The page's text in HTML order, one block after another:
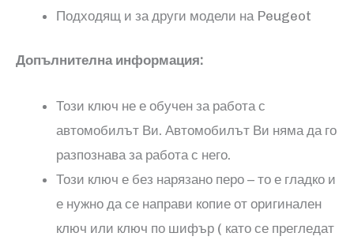
Подходящ и за други модели на Peugeot
Допълнителна информация:
Този ключ не е обучен за работа с
автомобилът Ви. Автомобилът Ви няма да го
разпознава за работа с него.
Този ключ е без нарязано перо – то е гладко и
е нужно да се направи копие от оригинален
ключ или ключ по шифър ( като се прегледат